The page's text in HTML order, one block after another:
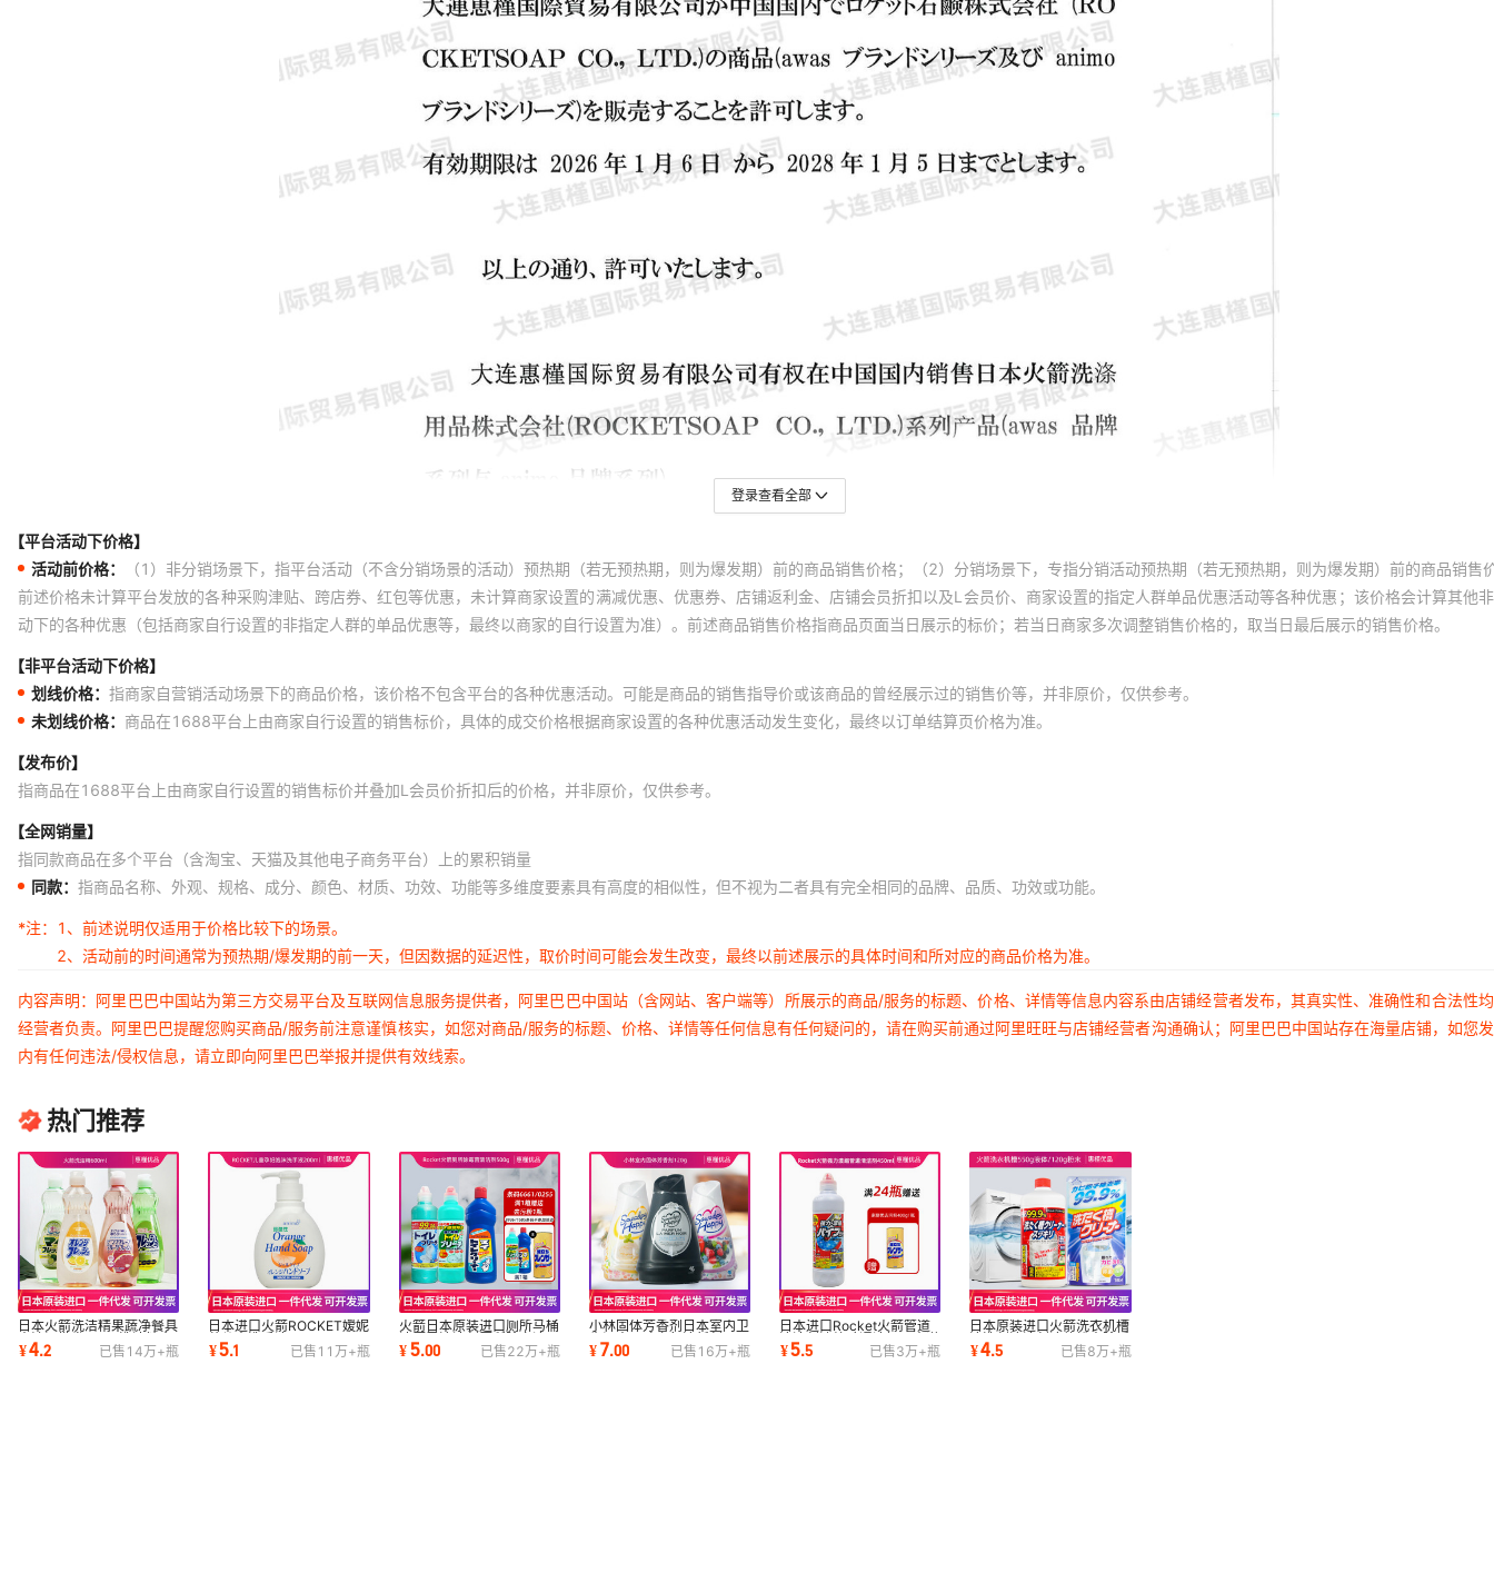
登录查看全部
【平台活动下价格】
活动前价格：
（1）非分销场景下，指平台活动（不含分销场景的活动）预热期（若无预热期，则为爆发期）前的商品销售价格；（2）分销场景下，专指分销活动预热期（若无预热期，则为爆发期）前的商品销售
前述价格未计算平台发放的各种采购津贴、跨店券、红包等优惠，未计算商家设置的满减优惠、优惠券、店铺返利金、店铺会员折扣以及L会员价、商家设置的指定人群单品优惠活动等各种优惠；该价格会计算其他
动下的各种优惠（包括商家自行设置的非指定人群的单品优惠等，最终以商家的自行设置为准）。前述商品销售价格指商品页面当日展示的标价；若当日商家多次调整销售价格的，取当日最后展示的销售价格。
【非平台活动下价格】
划线价格： 指商家自营销活动场景下的商品价格，该价格不包含平台的各种优惠活动。可能是商品的销售指导价或该商品的曾经展示过的销售价等，并非原价，仅供参考。
未划线价格： 商品在1688平台上由商家自行设置的销售标价，具体的成交价格根据商家设置的各种优惠活动发生变化，最终以订单结算页价格为准。
【发布价】
指商品在1688平台上由商家自行设置的销售标价并叠加L会员价折扣后的价格，并非原价，仅供参考。
【全网销量】
指同款商品在多个平台（含淘宝、天猫及其他电子商务平台）上的累积销量
同款： 指商品名称、外观、规格、成分、颜色、材质、功效、功能等多维度要素具有高度的相似性，但不视为二者具有完全相同的品牌、品质、功效或功能。
*注：
1、前述说明仅适用于价格比较下的场景。
2、活动前的时间通常为预热期/爆发期的前一天，但因数据的延迟性，取价时间可能会发生改变，最终以前述展示的具体时间和所对应的商品价格为准。
内容声明：阿里巴巴中国站为第三方交易平台及互联网信息服务提供者，阿里巴巴中国站（含网站、客户端等）所展示的商品/服务的标题、价格、详情等信息内容系由店铺经营者发布，其真实性、准确性和合法性
经营者负责。阿里巴巴提醒您购买商品/服务前注意谨慎核实，如您对商品/服务的标题、价格、详情等任何信息有任何疑问的，请在购买前通过阿里旺旺与店铺经营者沟通确认；阿里巴巴中国站存在海量店铺，如您
内有任何违法/侵权信息，请立即向阿里巴巴举报并提供有效线索。
热门推荐
日本火箭洗洁精果蔬净餐具
去油污批发600g洗洁精食
品级
¥4.2 已售 14万+瓶
日本进口火箭ROCKET嫒妮
萌儿童洗手液200ml
¥5.1 已售 11万+瓶
火箭日本原装进口厕所马桶
洁厕灵清洁剂厕所除臭液
500g
¥5.00 已售22万+瓶
小林固体芳香剂日本室内卫
生间去异味空气清新剂
120g
¥7.00 已售 16万+瓶
日本进口Rocket火箭管道
清洁剂浓缩疏通溶解下水道
450g【ZP】
¥5.5 已售3万+瓶
日本原装进口火箭洗衣机槽
清洗剂清洁剂液体粉末除垢
去污去异
¥4.5 已售8万+瓶